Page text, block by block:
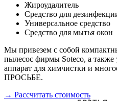
Жироудалитель
Средство для
Универсальное средство
Средство для мытья окон
Мы привезем с собой
пылесос фирмы Soteco, а также
аппарат для химчистки и
ПРОСЬБЕ.
→ Рассчитать стоимость